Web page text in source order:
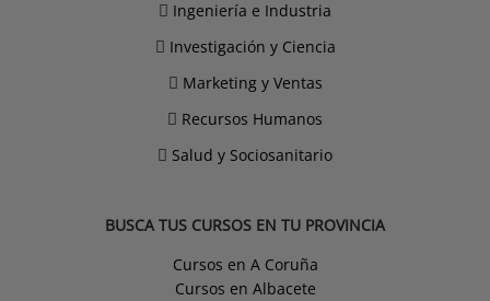
Ingeniería e Industria
Investigación y Ciencia
Marketing y Ventas
Recursos Humanos
Salud y Sociosanitario
BUSCA TUS CURSOS EN TU PROVINCIA
Cursos en A Coruña
Cursos en Albacete